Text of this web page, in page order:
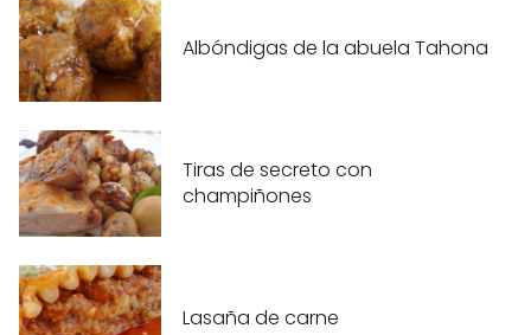
Albóndigas de la abuela Tahona
Tiras de secreto con
champiñones
Lasaña de carne